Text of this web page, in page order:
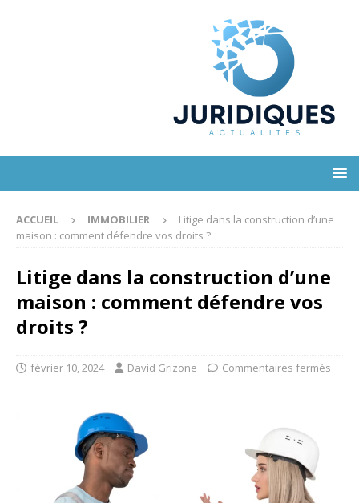
ACCUEIL IMMOBILIER
Litige dans la construction d’une
maison : comment défendre vos droits ?
Litige dans la construction d’une
maison : comment défendre vos
droits ?
février 10, 2024 David Grizone Commentaires fermés